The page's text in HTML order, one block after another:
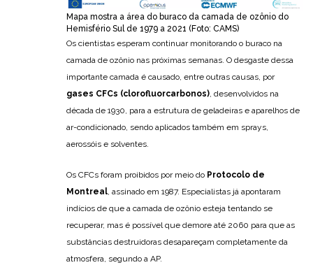
Mapa mostra a área do buraco da camada de ozônio do
Hemisfério Sul de 1979 a 2021 (Foto: CAMS)
Os cientistas esperam continuar monitorando o buraco na
camada de ozônio nas próximas semanas. O desgaste dessa
importante camada é causado, entre outras causas, por
gases CFCs (clorofluorcarbonos) , desenvolvidos na
década de 1930, para a estrutura de geladeiras e aparelhos de
ar-condicionado, sendo aplicados também em sprays,
aerossóis e solventes.
Os CFCs foram proibidos por meio do Protocolo de
Montreal , assinado em 1987. Especialistas já apontaram
indícios de que a camada de ozônio esteja tentando se
recuperar, mas é possível que demore até 2060 para que as
substâncias destruidoras desapareçam completamente da
atmosfera, segundo a AP.